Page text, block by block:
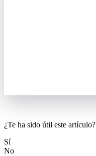
¿Te ha sido útil este artículo?
Sí
No